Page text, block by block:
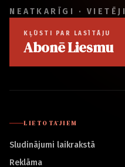
NEATKARĪGI · VIETĒJI
KĻŪSTI PAR LASĪTĀJU
Abonē Liesmu
LIETOTĀJIEM
Sludinājumi laikrakstā
Reklāma